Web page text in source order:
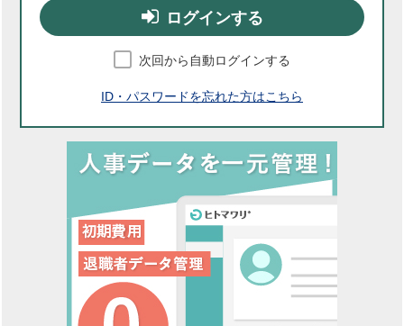
ログインする
次回から自動ログインする
ID・パスワードを忘れた方はこちら